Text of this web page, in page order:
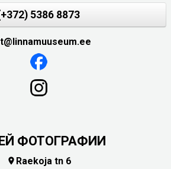
5386 8873
ФОТОГРАФИИ
 Raekoja tn 6